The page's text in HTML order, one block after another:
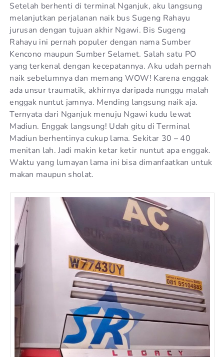
Setelah berhenti di terminal Nganjuk, aku langsung
melanjutkan perjalanan naik bus Sugeng Rahayu
jurusan dengan tujuan akhir Ngawi. Bis Sugeng
Rahayu ini pernah populer dengan nama Sumber
Kencono maupun Sumber Selamet. Salah satu PO
yang terkenal dengan kecepatannya. Aku udah pernah
naik sebelumnya dan memang WOW! Karena enggak
ada unsur traumatik, akhirnya daripada nunggu malah
enggak nuntut jamnya. Mending langsung naik aja.
Ternyata dari Nganjuk menuju Ngawi kudu lewat
Madiun. Enggak langsung! Udah gitu di Terminal
Madiun berhentinya cukup lama. Sekitar 30 – 40
menitan lah. Jadi makin ketar ketir nuntut apa enggak.
Waktu yang lumayan lama ini bisa dimanfaatkan untuk
makan maupun sholat.